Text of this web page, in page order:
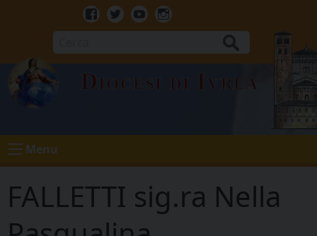
Facebook
TwitterYoutubeInstagram
Diocesi di Ivrea
Menu
FALLETTI sig.ra Nella